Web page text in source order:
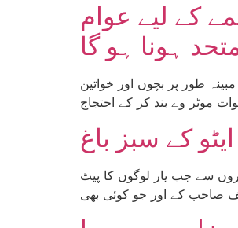
کے خاتمے کے لیے عوام
طور پر بچوں اور خواتین
سے جب یار لوگوں کا پیٹ